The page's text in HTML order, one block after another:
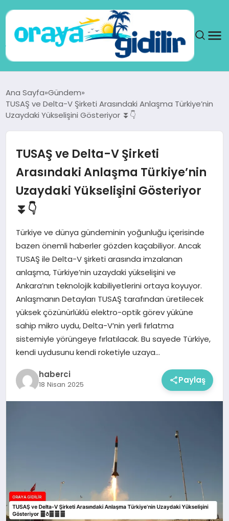
SAĞLIK
TEKNOLOJI
YAŞAM
Ana Sayfa Gündem
TUSAŞ ve Delta-V Şirketi Arasındaki Anlaşma Türkiye’nin
Uzaydaki Yükselişini Gösteriyor ⏬👇
TUSAŞ ve Delta-V Şirketi
Arasındaki Anlaşma Türkiye’nin
Uzaydaki Yükselişini Gösteriyor
⏬👇
Türkiye ve dünya gündeminin yoğunluğu içerisinde
bazen önemli haberler gözden kaçabiliyor. Ancak
TUSAŞ ile Delta-V şirketi arasında imzalanan
anlaşma, Türkiye’nin uzaydaki yükselişini ve
Ankara’nın teknolojik kabiliyetlerini ortaya koyuyor.
Anlaşmanın Detayları TUSAŞ tarafından üretilecek
yüksek çözünürlüklü elektro-optik görev yüküne
sahip mikro uydu, Delta-V’nin yerli fırlatma
sistemiyle yörüngeye fırlatılacak. Bu sayede Türkiye,
kendi uydusunu kendi roketiyle uzaya…
haberci
18 Nisan 2025 Paylaş